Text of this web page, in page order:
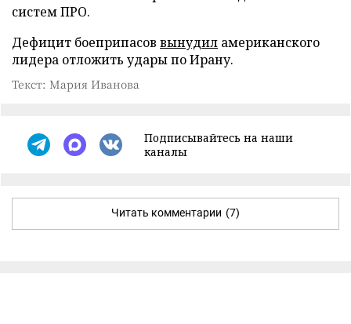
систем ПРО.
Дефицит боеприпасов вынудил американского
лидера отложить удары по Ирану.
Текст: Мария Иванова
Подписывайтесь на наши
каналы
Читать комментарии (7)